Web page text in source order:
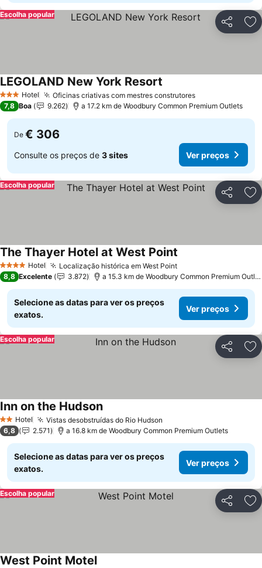
Partilhar
Escolha popular
3 EstrelasHotel Oficinas criativas com mestres construtores
LEGOLAND New York Resort
7,8 Boa 9.262 a 17.2 km de Woodbury Common Premium Outlets
De € 306
Consulte os preços de 3 sites Ver preços
Partilhar
Escolha popular
4 EstrelasHotel Localização histórica em West Point
The Thayer Hotel at West Point
8,8 Excelente 3.872 a 15.3 km de Woodbury Common Premium Outlets
Selecione as datas para ver os preços
exatos.
Ver preços
Partilhar
Escolha popular
2 Estrelas
Hotel Vistas desobstruídas do Rio Hudson
Inn on the Hudson
6,8 2.571 a 16.8 km de Woodbury Common Premium Outlets
Selecione as datas para ver os preços
exatos.
Ver preços
Partilhar
Escolha popular
West Point Motel